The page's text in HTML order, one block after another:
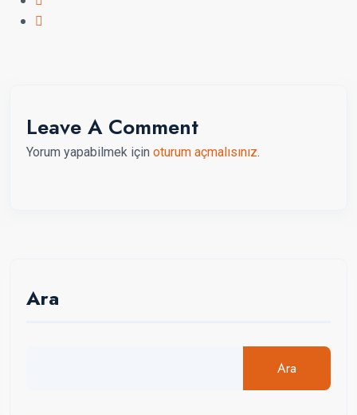
Leave A Comment
Yorum yapabilmek için oturum açmalısınız.
Ara
Ara